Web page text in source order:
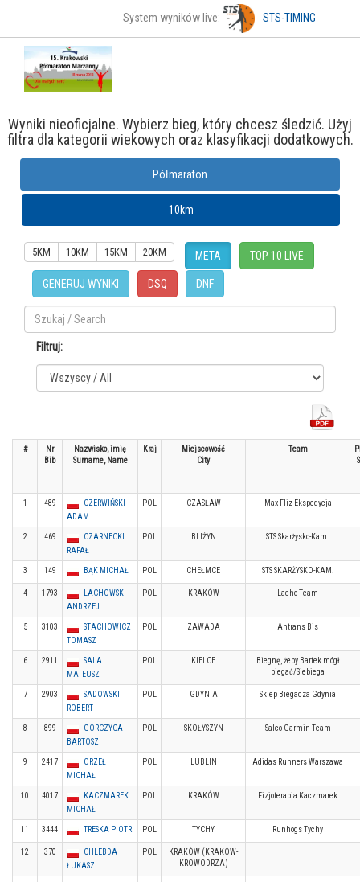
System wyników live: STS-TIMING
Wyniki nieoficjalne. Wybierz bieg, który chcesz śledzić. Użyj
filtra dla kategorii wiekowych oraz klasyfikacji dodatkowych.
Półmaraton
10km
5KM 10KM 15KM 20KM META TOP 10 LIVE
GENERUJ WYNIKI DSQ DNF
Filtruj:
#
Nr
Bib
Nazwisko, imię
Surname, Name
Kraj
Miejscowość
City
Team
1 489
CZERWIŃSKI
ADAM
POL CZASŁAW Max-Fliz Ekspedycja
2 469
CZARNECKI
RAFAŁ
POL BLIŻYN STS Skarżysko-Kam.
3 149 BĄK MICHAŁ POL CHEŁMCE STS SKARŻYSKO-KAM.
4 1793
LACHOWSKI
ANDRZEJ
POL KRAKÓW Lacho Team
5 3103
STACHOWICZ
TOMASZ
POL ZAWADA Antrans Bis
6 2911
SALA
MATEUSZ
POL KIELCE
Biegnę, żeby Bartek mógł
biegać/Siebiega
7 2903
SADOWSKI
ROBERT
POL GDYNIA Sklep Biegacza Gdynia
8 899
GORCZYCA
BARTOSZ
POL SKOŁYSZYN Salco Garmin Team
9 2417
ORZEŁ
MICHAŁ
POL LUBLIN Adidas Runners Warszawa
10 4017
KACZMAREK
MICHAŁ
POL KRAKÓW Fizjoterapia Kaczmarek
11 3444 TRESKA PIOTR POL TYCHY Runhogs Tychy
12 370
CHLEBDA
ŁUKASZ
POL
KRAKÓW (KRAKÓW-
KROWODRZA)